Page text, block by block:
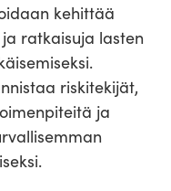
kehittää
ratkaisuja lasten
riskitekijät,
ja